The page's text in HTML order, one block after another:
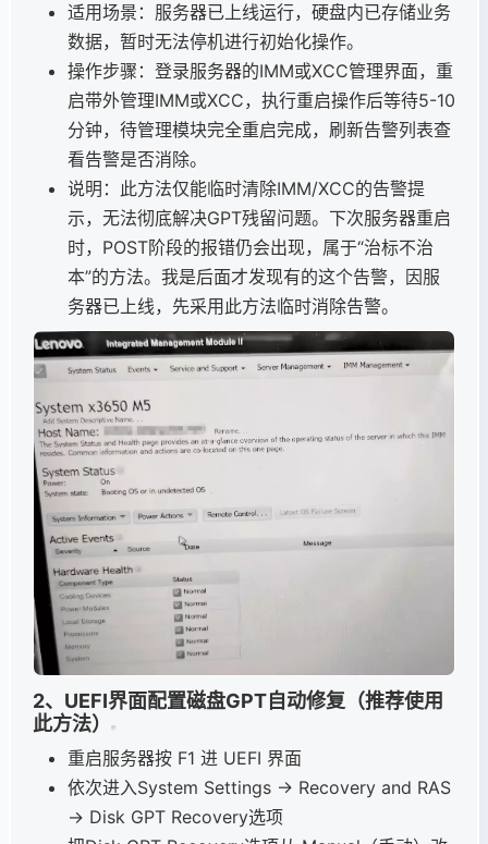
适用场景：服务器已上线运行，硬盘内已存储业务
数据，暂时无法停机进行初始化操作。
操作步骤：登录服务器的IMM或XCC管理界面，重
启带外管理IMM或XCC，执行重启操作后等待5-10
分钟，待管理模块完全重启完成，刷新告警列表查
看告警是否消除。
说明：此方法仅能临时清除IMM/XCC的告警提
示，无法彻底解决GPT残留问题。下次服务器重启
时，POST阶段的报错仍会出现，属于“治标不治
本”的方法。我是后面才发现有的这个告警，因服
务器已上线，先采用此方法临时消除告警。
2、UEFI界面配置磁盘GPT自动修复（推荐使用
此方法）
重启服务器按 F1 进 UEFI 界面
依次进入System Settings → Recovery and RAS
→ Disk GPT Recovery选项